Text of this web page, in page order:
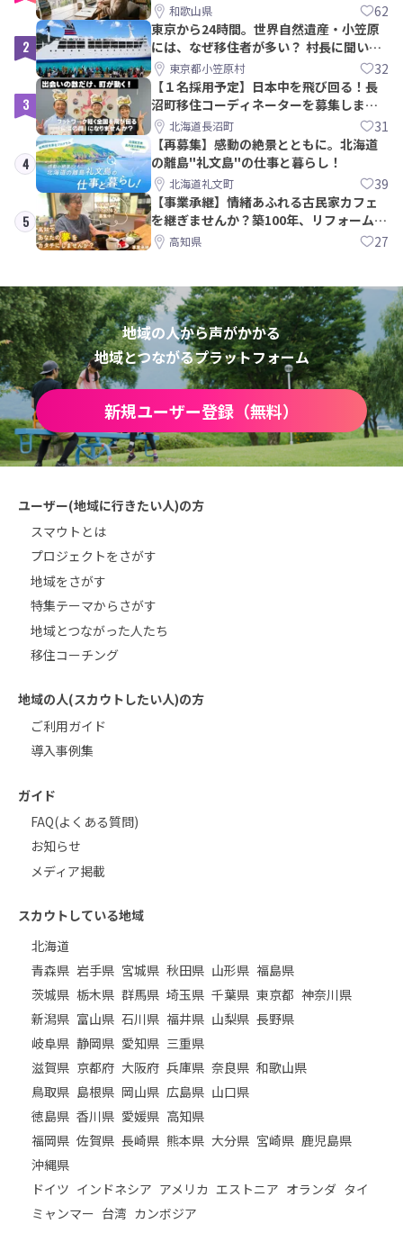
和歌山県 62
2
東京から24時間。世界自然遺産・小笠原
には、なぜ移住者が多い？ 村長に聞いて
みた東京都小笠原村 32
3
【１名採用予定】日本中を飛び回る！長
沼町移住コーディネーターを募集しま
す！北海道長沼町 31
4
【再募集】感動の絶景とともに。北海道
の離島"礼文島"の仕事と暮らし！
北海道礼文町 39
5
【事業承継】情緒あふれる古民家カフェ
を継ぎませんか？築100年、リフォームか
ら約10年！
高知県 27
地域の人から声がかかる
地域とつながるプラットフォーム
新規ユーザー登録（無料）
ユーザー(地域に行きたい人)の方
スマウトとは
プロジェクトをさがす
地域をさがす
特集テーマからさがす
地域とつながった人たち
移住コーチング
地域の人(スカウトしたい人)の方
ご利用ガイド
導入事例集
ガイド
FAQ(よくある質問)
お知らせ
メディア掲載
スカウトしている地域
北海道
青森県 岩手県 宮城県 秋田県 山形県 福島県
茨城県 栃木県 群馬県 埼玉県 千葉県 東京都 神奈川県
新潟県 富山県 石川県 福井県 山梨県 長野県
岐阜県 静岡県 愛知県 三重県
滋賀県 京都府 大阪府 兵庫県 奈良県 和歌山県
鳥取県 島根県 岡山県 広島県 山口県
徳島県 香川県 愛媛県 高知県
福岡県 佐賀県 長崎県 熊本県 大分県 宮崎県 鹿児島県
沖縄県
ドイツ インドネシア アメリカ エストニア オランダ タイ
ミャンマー 台湾 カンボジア